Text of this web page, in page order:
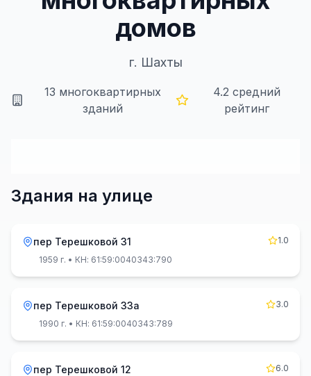
домов
г. Шахты
13 многоквартирных
зданий
4.2 средний
рейтинг
Здания на улице
пер Терешковой 31
1.0
1959 г. • КН: 61:59:0040343:790
пер Терешковой 33а
3.0
1990 г. • КН: 61:59:0040343:789
пер Терешковой 12
6.0